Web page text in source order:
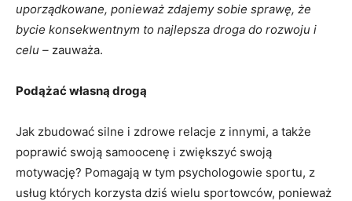
uporządkowane, ponieważ zdajemy sobie sprawę, że
bycie konsekwentnym to najlepsza droga do rozwoju i
celu – zauważa.
Podążać własną drogą
Jak zbudować silne i zdrowe relacje z innymi, a także
poprawić swoją samoocenę i zwiększyć swoją
motywację? Pomagają w tym psychologowie sportu, z
usług których korzysta dziś wielu sportowców, ponieważ